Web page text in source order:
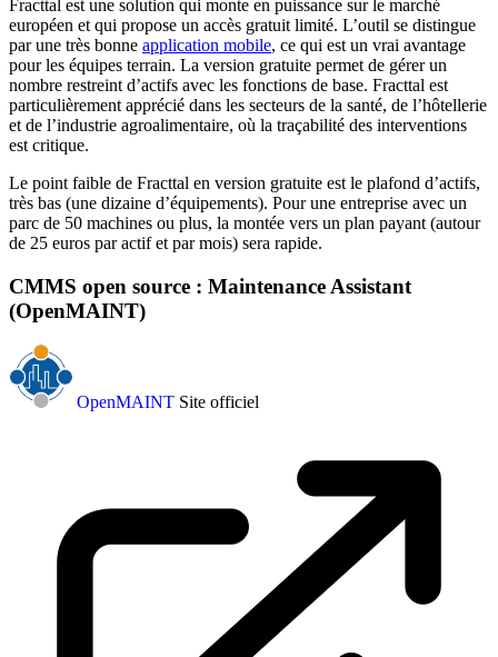
Fracttal est une solution qui monte en puissance sur le marché
européen et qui propose un accès gratuit limité. L’outil se distingue
par une très bonne application mobile, ce qui est un vrai avantage
pour les équipes terrain. La version gratuite permet de gérer un
nombre restreint d’actifs avec les fonctions de base. Fracttal est
particulièrement apprécié dans les secteurs de la santé, de l’hôtellerie
et de l’industrie agroalimentaire, où la traçabilité des interventions
est critique.
Le point faible de Fracttal en version gratuite est le plafond d’actifs,
très bas (une dizaine d’équipements). Pour une entreprise avec un
parc de 50 machines ou plus, la montée vers un plan payant (autour
de 25 euros par actif et par mois) sera rapide.
CMMS open source : Maintenance Assistant
(OpenMAINT)
OpenMAINT Site officiel